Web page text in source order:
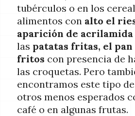
tubérculos o en los
alimentos con alto el
aparición de acrilamida
las patatas fritas, el pan
fritos con presencia de
las croquetas. Pero
encontramos este tipo
otros menos esperados
café o en algunas frutas.